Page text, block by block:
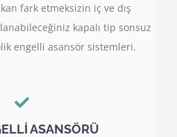
fark etmeksizin iç ve dış
kapalı tip sonsuz
engelli asansör sistemleri.
ASANSÖRÜ